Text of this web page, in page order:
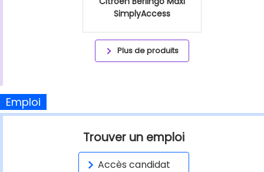
SimplyAccess
Plus de produits
Emploi
Trouver un emploi
Accès candidat